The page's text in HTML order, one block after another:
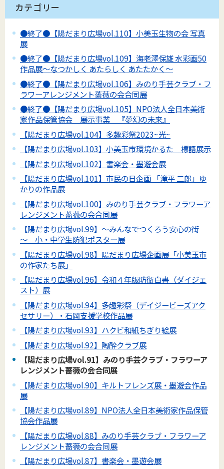
カテゴリー
●終了●【陽だまり広場vol.110】小美玉生物の会 写真
展
●終了●【陽だまり広場vol.109】海老澤保雄 水彩画50
作品展～なつかしく あたらしく あたたかく～
●終了●【陽だまり広場vol.106】みのり手芸クラブ・フ
ラワーアレンジメント薔薇の会合同展
●終了●【陽だまり広場vol.105】NPO法人全日本美術
家作品保管協会 展示事業 『夢幻の未来』
【陽だまり広場vol.104】多趣彩祭2023~光~
【陽だまり広場vol.103】小美玉市環境かるた 標語展示
【陽だまり広場vol.102】書楽会・墨遊会展
【陽だまり広場vol.101】市民の日企画 「滝平 二郎」ゆ
かりの作品展
【陽だまり広場vol.100】みのり手芸クラブ・フラワーア
レンジメント薔薇の会合同展
【陽だまり広場vol.99】～みんなでつくろう安心の街
～ 小・中学生防犯ポスター展
【陽だまり広場vol.98】陽だまり広場企画展「小美玉市
の作家たち展」
【陽だまり広場vol.96】令和４年版防衛白書（ダイジェ
スト）展
【陽だまり広場vol.94】多趣彩祭（デイジービーズアク
セサリー）・石岡支援学校作品展
【陽だまり広場vol.93】ハクビ和紙ちぎり絵展
【陽だまり広場vol.92】陶酔クラブ展
【陽だまり広場vol.91】みのり手芸クラブ・フラワーア
レンジメント薔薇の会合同展
【陽だまり広場vol.90】キルトフレンズ展・墨遊会作品
展
【陽だまり広場vol.89】NPO法人全日本美術家作品保管
協会作品展
【陽だまり広場vol.88】みのり手芸クラブ・フラワーア
レンジメント薔薇の会合同展
【陽だまり広場vol.87】書楽会・墨遊会展